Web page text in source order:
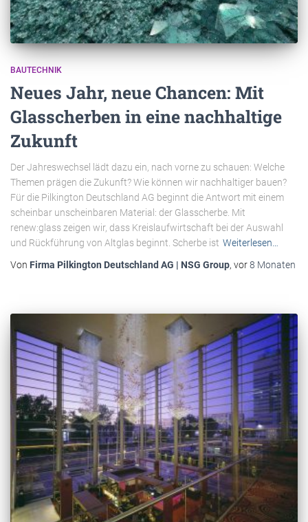
BAUTECHNIK
Neues Jahr, neue Chancen: Mit
Glasscherben in eine nachhaltige
Zukunft
Der Jahreswechsel lädt dazu ein, nach vorne zu schauen: Welche
Themen prägen die Zukunft? Wie können wir nachhaltiger bauen?
Für die Pilkington Deutschland AG beginnt die Antwort mit einem
scheinbar unscheinbaren Material: der Glasscherbe. Mit
renew:glass zeigen wir, dass Kreislaufwirtschaft bei der Auswahl
und Rückführung von Altglas beginnt. Scherbe ist Weiterlesen…
Von Firma Pilkington Deutschland AG | NSG Group, vor8 Monaten